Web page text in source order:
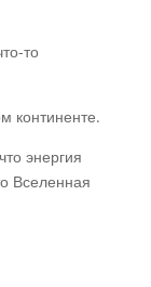
то
континенте.
энергия
Вселенная